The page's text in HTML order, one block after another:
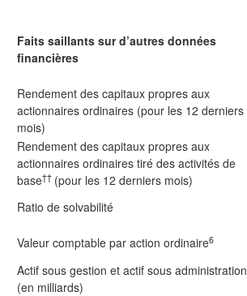
Faits saillants sur d’autres données
financières
Rendement des capitaux propres aux
actionnaires ordinaires (pour les 12 derniers
mois)
Rendement des capitaux propres aux
actionnaires ordinaires tiré des activités de
base†† (pour les 12 derniers mois)
Ratio de solvabilité
Valeur comptable par action ordinaire6
Actif sous gestion et actif sous administration
(en milliards)